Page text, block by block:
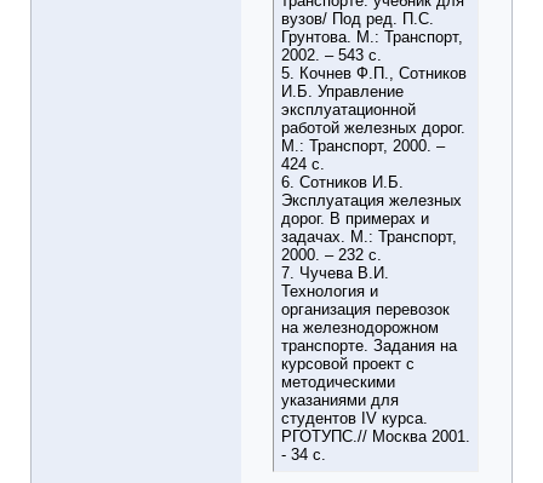
вузов/ Под ред. П.С.
Грунтова. М.: Транспорт,
2002. – 543 с.
5. Кочнев Ф.П., Сотников
И.Б. Управление
эксплуатационной
работой железных дорог.
М.: Транспорт, 2000. –
424 с.
6. Сотников И.Б.
Эксплуатация железных
дорог. В примерах и
задачах. М.: Транспорт,
2000. – 232 с.
7. Чучева В.И.
Технология и
организация перевозок
на железнодорожном
транспорте. Задания на
курсовой проект с
методическими
указаниями для
студентов IV курса.
РГОТУПС.// Москва 2001.
- 34 с.